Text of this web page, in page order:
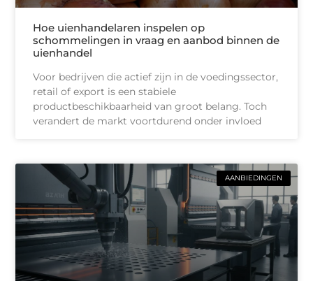
Hoe uienhandelaren inspelen op
schommelingen in vraag en aanbod binnen de
uienhandel
Voor bedrijven die actief zijn in de voedingssector,
retail of export is een stabiele
productbeschikbaarheid van groot belang. Toch
verandert de markt voortdurend onder invloed
AANBIEDINGEN